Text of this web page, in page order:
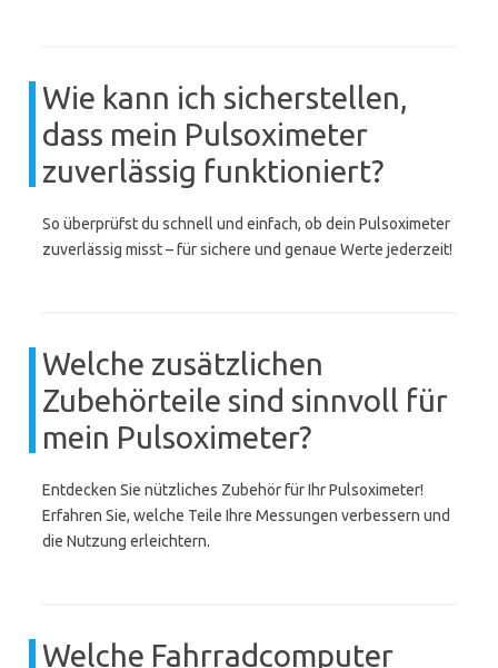
Wie kann ich sicherstellen,
dass mein Pulsoximeter
zuverlässig funktioniert?
So überprüfst du schnell und einfach, ob dein Pulsoximeter
zuverlässig misst – für sichere und genaue Werte jederzeit!
Welche zusätzlichen
Zubehörteile sind sinnvoll für
mein Pulsoximeter?
Entdecken Sie nützliches Zubehör für Ihr Pulsoximeter!
Erfahren Sie, welche Teile Ihre Messungen verbessern und
die Nutzung erleichtern.
Welche Fahrradcomputer